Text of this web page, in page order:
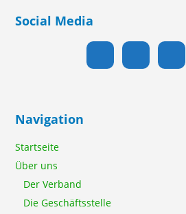
Social Media
Navigation
Startseite
Über uns
Der Verband
Die Geschäftsstelle